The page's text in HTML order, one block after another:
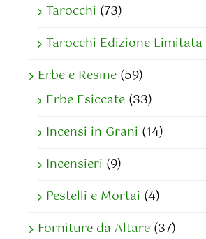
Tarocchi (73)
Tarocchi Edizione Limitata
Erbe e Resine (59)
Erbe Esiccate (33)
Incensi in Grani (14)
Incensieri (9)
Pestelli e Mortai (4)
Forniture da Altare (37)